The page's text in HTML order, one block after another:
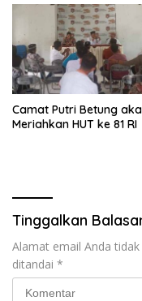
Camat Putri Betung
Meriahkan HUT ke 81 RI
Tinggalkan
Alamat email Anda
ditandai *